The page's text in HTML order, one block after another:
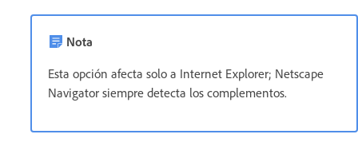
Nota
Esta opción afecta solo a Internet Explorer; Netscape
Navigator siempre detecta los complementos.